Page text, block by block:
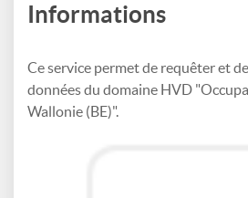
Informations
Ce service permet de requêter et
données du domaine HVD
Wallonie (BE)".